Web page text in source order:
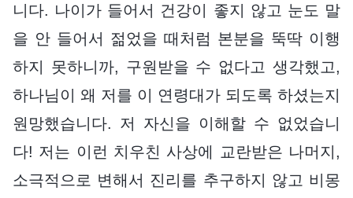
니다. 나이가 들어서 건강이 좋지 않고 눈도 말
을 안 들어서 젊었을 때처럼 본분을 뚝딱 이행
하지 못하니까, 구원받을 수 없다고 생각했고,
하나님이 왜 저를 이 연령대가 되도록 하셨는지
원망했습니다. 저 자신을 이해할 수 없었습니
다! 저는 이런 치우친 사상에 교란받은 나머지,
소극적으로 변해서 진리를 추구하지 않고 비몽